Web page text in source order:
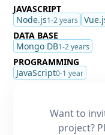
JAVASCRIPT
Node.js1-2 years
DATA BASE
Mongo DB1-2 years
PROGRAMMING
JavaScript0-1 year
Want to
project?